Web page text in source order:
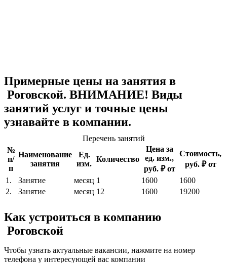
Примерные цены на занятия в
Роговской. ВНИМАНИЕ! Виды
занятий услуг и точные цены
узнавайте в компании.
Перечень занятий
№
п/
п
Наименование
занятия
Ед.
изм.
Количество
Цена за
ед. изм.,
руб. ₽ от
Стоимость,
руб. ₽ от
1.
Занятие месяц 1 1600
1600
2.
Занятие месяц 12 1600 19200
Как устроиться в компанию
Роговской
Чтобы узнать актуальные вакансии, нажмите на номер
телефона у интересующей вас компании